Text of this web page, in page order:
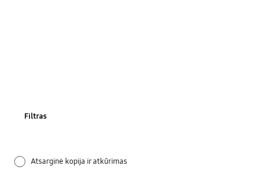
Filtras
Atsarginė kopija ir atkūrimas